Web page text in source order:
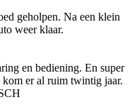
geholpen. Na een klein
weer klaar.
en bediening. En super
er al ruim twintig jaar.